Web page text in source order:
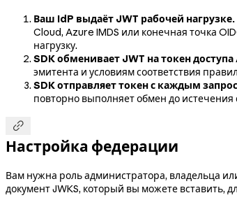
Ваш IdP выдаёт JWT рабочей нагрузке.
Cloud, Azure IMDS или конечная точка
нагрузку.
SDK обменивает JWT на токен
эмитента и условиям соответствия
SDK отправляет токен с каждым
повторно выполняет обмен до истечения

Настройка федерации
Вам нужна роль администратора, владельца
документ JWKS, который вы можете вставить,